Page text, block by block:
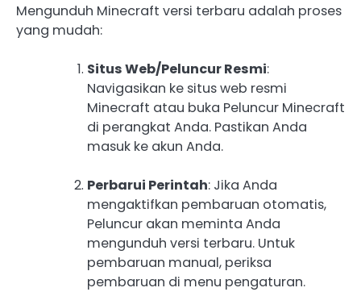
Mengunduh Minecraft versi terbaru adalah proses
yang mudah:
Situs Web/Peluncur Resmi:
Navigasikan ke situs web resmi
Minecraft atau buka Peluncur Minecraft
di perangkat Anda. Pastikan Anda
masuk ke akun Anda.
Perbarui Perintah: Jika Anda
mengaktifkan pembaruan otomatis,
Peluncur akan meminta Anda
mengunduh versi terbaru. Untuk
pembaruan manual, periksa
pembaruan di menu pengaturan.